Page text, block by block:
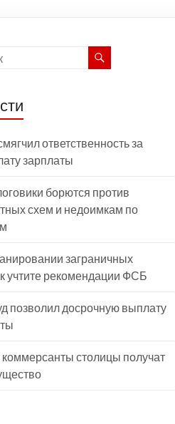
ответственность за
зарплаты
борются против
схем и недоимкам по
заграничных
учтите рекомендации ФСБ
позволил досрочную выплату
столицы получат